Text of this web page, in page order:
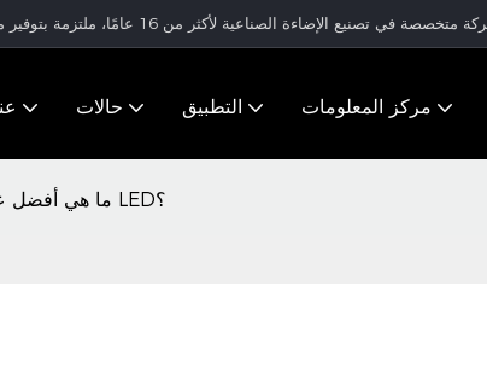
حالات التطبيق مركز المعلومات
ما هي أفضل علامة تجارية تصنع مصابيح LED؟